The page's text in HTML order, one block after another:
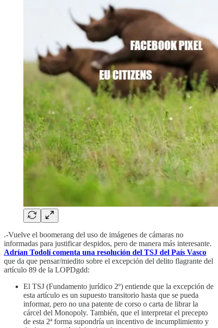
.-Vuelve el boomerang del uso de imágenes de cámaras no
informadas para justificar despidos, pero de manera más interesante.
Adrían Todolí comenta una resolución del TSJ del País Vasco
que da que pensar/miedito sobre el excepción del delito flagrante del
artículo 89 de la LOPDgdd:
El TSJ (Fundamento jurídico 2º) entiende que la excepción de
esta artículo es un supuesto transitorio hasta que se pueda
informar, pero no una patente de corso o carta de librar la
cárcel del Monopoly. También, que el interpretar el precepto
de esta 2ª forma supondría un incentivo de incumplimiento y